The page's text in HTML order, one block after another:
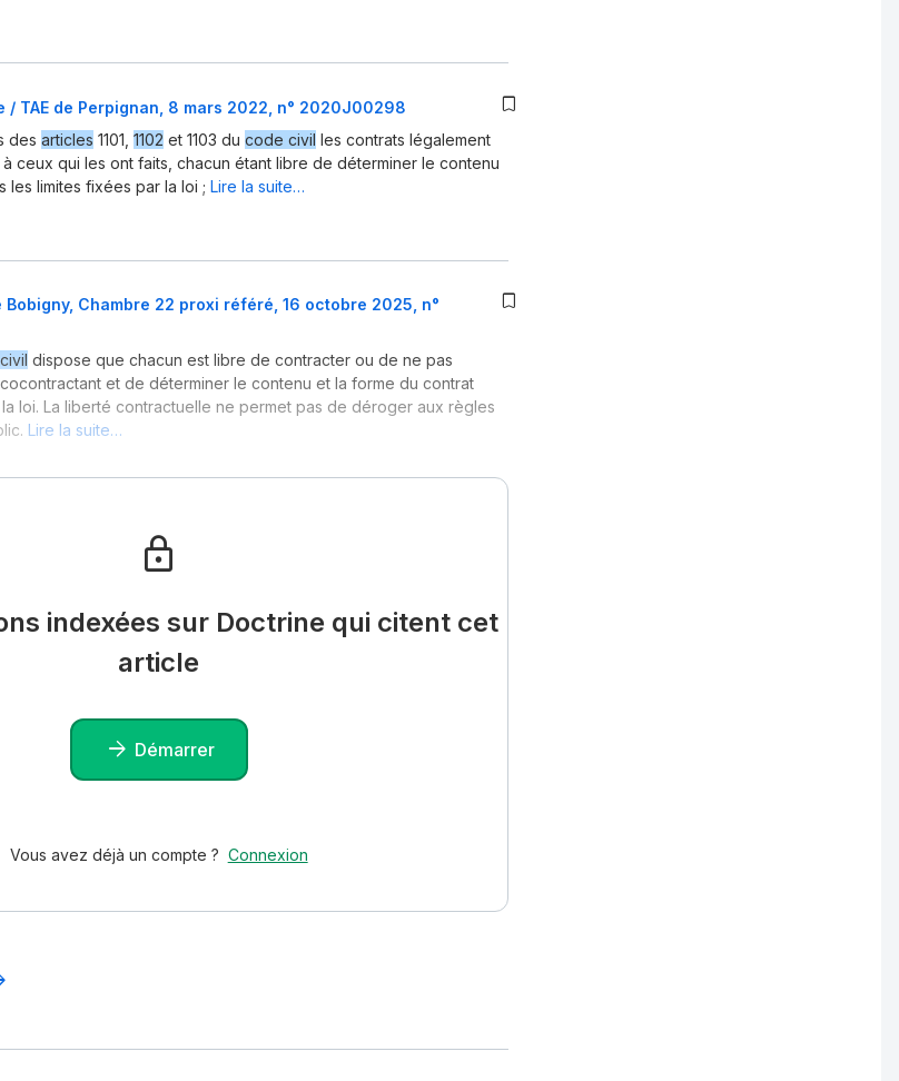
/ TAE de Perpignan, 8 mars 2022, n° 2020J00298
des articles 1101, 1102 et 1103 du code civil les contrats légalement
ceux qui les ont faits, chacun étant libre de déterminer le contenu
les limites fixées par la loi ; Lire la suite…
Chambre 22 proxi référé, 16 octobre 2025, n°
dispose que chacun est libre de contracter ou de ne pas
et de déterminer le contenu et la forme du contrat
loi. La liberté contractuelle ne permet pas de déroger aux règles
Lire la suite…
indexées sur Doctrine qui citent cet
article
Démarrer
Vous avez déjà un compte ? Connexion